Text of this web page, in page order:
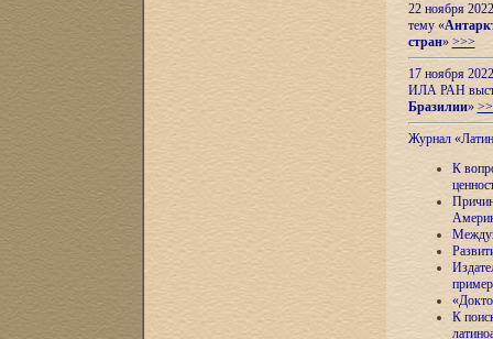
22 ноября
тему «
стран» >>>
17 ноября
ИЛА РАН
Бразилии»
Журнал
К
К